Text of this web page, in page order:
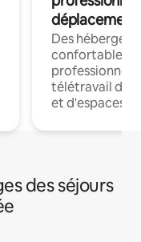
déplacement
Des
confortables
professionnels
télétravail
et d'espaces
des séjours